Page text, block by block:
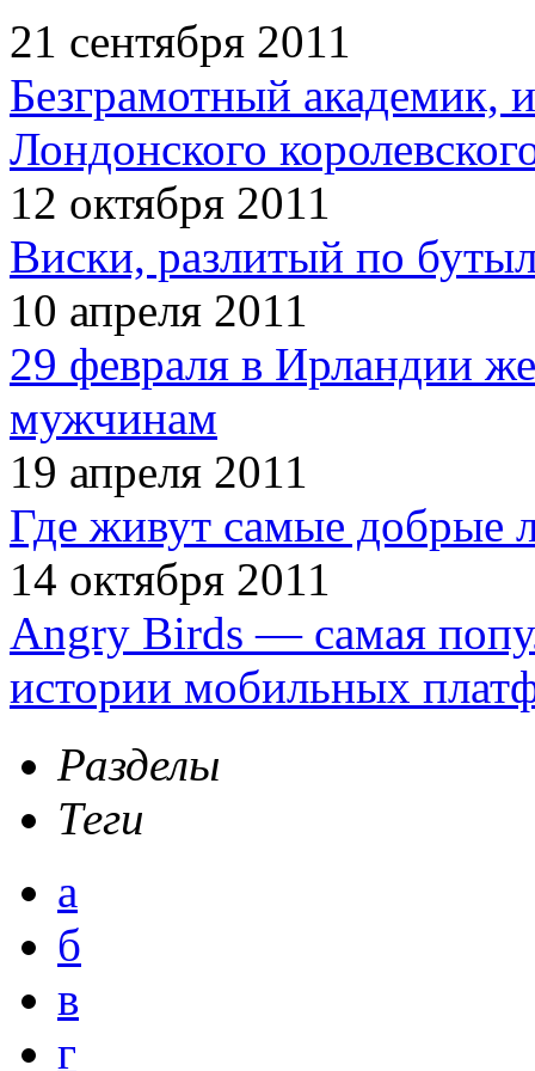
21 сентября 2011
Безграмотный академик,
Лондонского
12 октября 2011
Виски, разлитый по
10 апреля 2011
29 февраля в Ирландии
мужчинам
19 апреля 2011
Где живут самые добрые
14 октября 2011
Angry Birds — самая
истории мобильных
Разделы
Теги
а
б
в
г